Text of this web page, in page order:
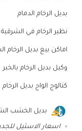
بديل الرخام الدمام
نظير الرخام في الشرقية
اماكن بيع بديل الرخام
وكيل بديل الرخام بالخبر
كتالوج الواح بديل الرخام
بديل الخشب
اسعار الاستيل